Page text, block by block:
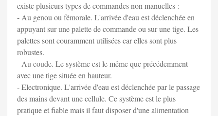
existe plusieurs types de commandes non manuelles :
- Au genou ou fémorale. L'arrivée d'eau est déclenchée en
appuyant sur une palette de commande ou sur une tige. Les
palettes sont couramment utilisées car elles sont plus
robustes.
- Au coude. Le système est le même que précédemment
avec une tige située en hauteur.
- Electronique. L'arrivée d'eau est déclenchée par le passage
des mains devant une cellule. Ce système est le plus
pratique et fiable mais il faut disposer d'une alimentation